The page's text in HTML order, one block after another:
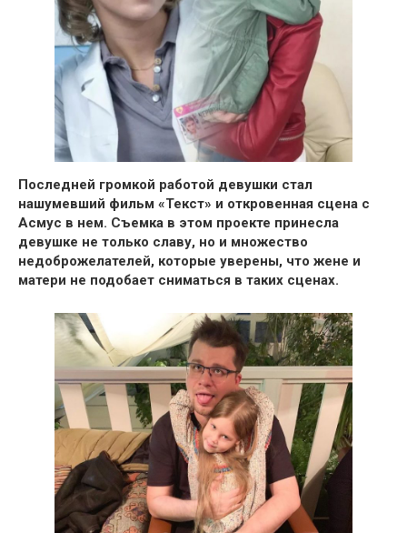
Последней громкой работой девушки стал
нашумевший фильм «Текст» и откровенная сцена с
Асмус в нем. Съемка в этом проекте принесла
девушке не только славу, но и множество
недоброжелателей, которые уверены, что жене и
матери не подобает сниматься в таких сценах.